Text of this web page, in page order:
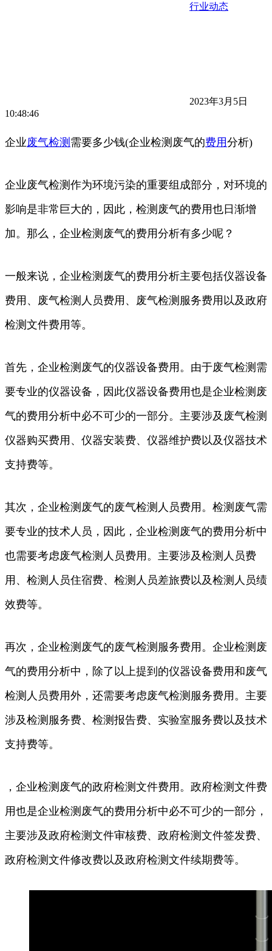
行业动态
2023年3月5日
10:48:46
企业废气检测 需要多少钱(企业检测废气的费用分析)
企业废气检测作为环境污染的重要组成部分，对环境的
影响是非常巨大的，因此，检测废气的费用也日渐增
加。那么，企业检测废气的费用分析有多少呢？
一般来说，企业检测废气的费用分析主要包括仪器设备
费用、废气检测人员费用、废气检测服务费用以及政府
检测文件费用等。
首先，企业检测废气的仪器设备费用。由于废气检测需
要专业的仪器设备，因此仪器设备费用也是企业检测废
气的费用分析中必不可少的一部分。主要涉及废气检测
仪器购买费用、仪器安装费、仪器维护费以及仪器技术
支持费等。
其次，企业检测废气的废气检测人员费用。检测废气需
要专业的技术人员，因此，企业检测废气的费用分析中
也需要考虑废气检测人员费用。主要涉及检测人员费
用、检测人员住宿费、检测人员差旅费以及检测人员绩
效费等。
再次，企业检测废气的废气检测服务费用。企业检测废
气的费用分析中，除了以上提到的仪器设备费用和废气
检测人员费用外，还需要考虑废气检测服务费用。主要
涉及检测服务费、检测报告费、实验室服务费以及技术
支持费等。
，企业检测废气的政府检测文件费用。政府检测文件费
用也是企业检测废气的费用分析中必不可少的一部分，
主要涉及政府检测文件审核费、政府检测文件签发费、
政府检测文件修改费以及政府检测文件续期费等。